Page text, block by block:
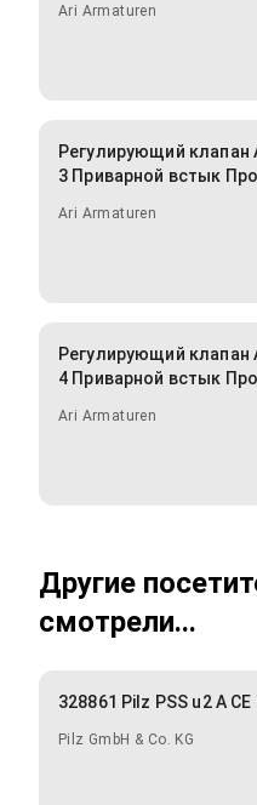
Ari Armaturen
Регулирующий клапан
3 Приварной встык
Ari Armaturen
Регулирующий клапан
4 Приварной встык
Ari Armaturen
Другие
смотрели...
328861 Pilz PSS u2 A
Pilz GmbH & Co. KG